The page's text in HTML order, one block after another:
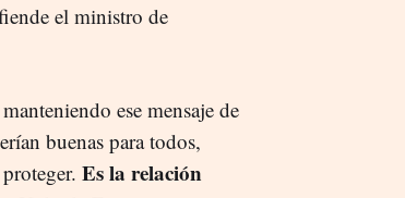
el ministro de
ese mensaje de
buenas para todos,
Es la relación